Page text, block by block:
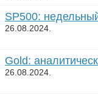
SP500:
26.08.2024.
Gold:
26.08.2024.